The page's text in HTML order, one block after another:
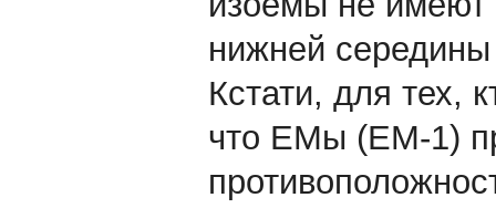
нижней
Кстати, для тех,
что ЕМы (ЕМ-1)